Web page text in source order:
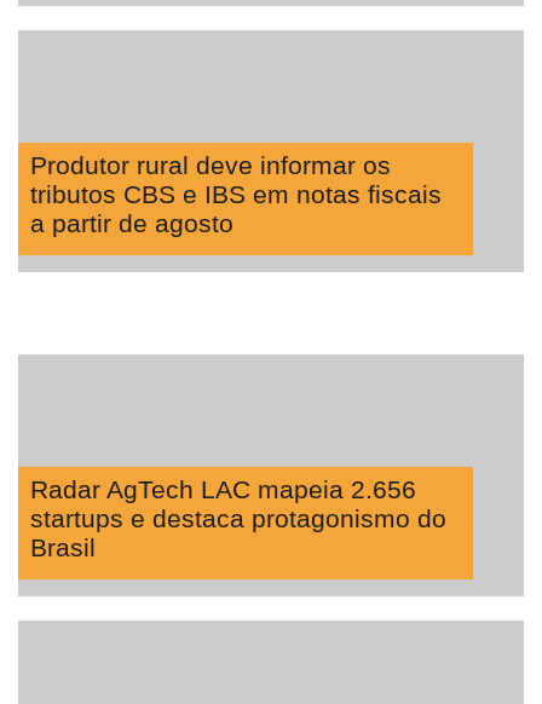
Produtor rural deve informar os
tributos CBS e IBS em notas fiscais
a partir de agosto
Radar AgTech LAC mapeia 2.656
startups e destaca protagonismo do
Brasil